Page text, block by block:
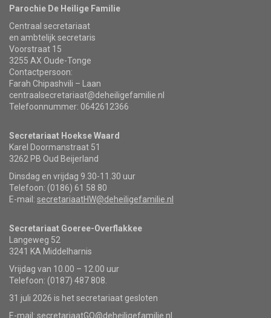
Parochie De Heilige Familie
Centraal secretariaat
en ambtelijk secretaris
Voorstraat 15
3255 AX Oude-Tonge
Contactpersoon:
Farah Chipashvili – Laan
centraalsecretariaat@deheiligefamilie.nl
Telefoonnummer: 0642612366
Secretariaat Hoekse Waard
Karel Doormanstraat 51
3262 PB Oud Beijerland
Dinsdag en vrijdag 9.30-11.30 uur
Telefoon: (0186) 61 58 80
E-mail: secretariaatHW@deheiligefamilie.nl
Secretariaat Goeree-Overflakkee
Langeweg 52
3241 KA Middelharnis
Vrijdag van 10.00 – 12.00 uur
Telefoon: (0187) 487 808.
31 juli 2026 is het secretariaat gesloten
E-mail: secretariaatGO@deheiligefamilie.nl